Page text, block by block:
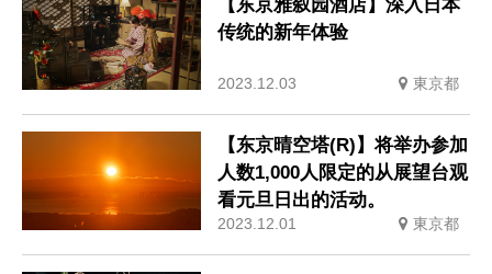
【东京雅叙园酒店】深入日本
传统的新年体验
2023.12.03 東京都
【东京晴空塔(R)】将举办参加
人数1,000人限定的从展望台观
看元旦日出的活动。
2023.12.01 東京都